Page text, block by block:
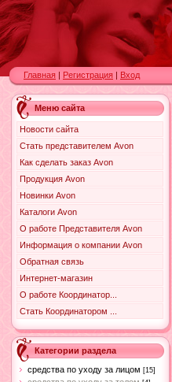
Главная | Регистрация | Вход
Меню сайта
Новости сайта
Стать представителем Avon
Как сделать заказ Avon
Продукция Avon
Новинки Avon
Каталоги Avon
О работе Представителя Avon
Информация о компании Avon
Обратная связь
Интернет-магазин
О работе Координатор...
Стать Координатором ...
Категории раздела
средства по уходу за лицом [15]